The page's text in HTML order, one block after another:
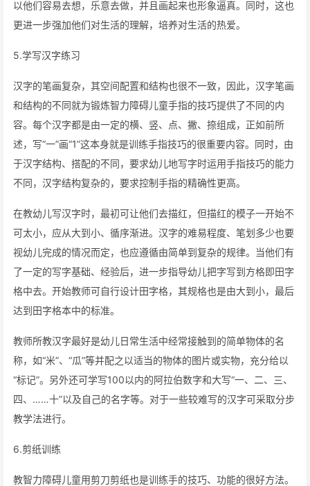
以他们容易去想，乐意去做，并且画起来也形象逼真。同时，这也
更进一步强加他们对生活的理解，培养对生活的热爱。
5.学写汉字练习
汉字的笔画复杂，其空间配置和结构也很不一致，因此，汉字笔画
和结构的不同就为锻炼智力障碍儿童手指的技巧提供了不同的内
容。每个汉字都是由一定的横、竖、点、撇、捺组成，正如前所
述，写“一”画“1”这本身就是训练手指技巧的很重要内容。同时，由
于汉字结构、搭配的不同，要求幼儿地写字时运用手指技巧的能力
不同，汉字结构复杂的，要求控制手指的精确性更高。
在教幼儿写汉字时，最初可让他们去描红，但描红的模子一开始不
可太小，应从大到小、循序渐进。汉字的难易程度、笔划多少也要
视幼儿完成的情况而定，也应遵循由简单到复杂的规律。当他们有
了一定的写字基础、经验后，进一步指导幼儿把字写到方格即田字
格中去。开始教师可自行设计田字格，其规格也是由大到小，最后
达到田字格本中的标准。
教师所教汉字最好是幼儿日常生活中经常接触到的简单物体的名
称，如“米”、“瓜”等并配之以适当的物体的图片或实物，充分给以
“标记”。另外还可学写100以内的阿拉伯数字和大写“一、二、三、
四、……十”以及自己的名字等。对于一些较难写的汉字可采取分步
教学法进行。
6.剪纸训练
教智力障碍儿童用剪刀剪纸也是训练手的技巧、功能的很好方法。